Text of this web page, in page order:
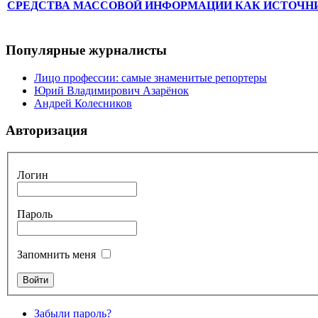
СРЕДСТВА МАССОВОЙ ИНФОРМАЦИИ КАК
Популярные журналисты
Лицо профессии: самые знаменитые репортеры
Юрий Владимирович Азарёнок
Андрей Колесников
Авторизация
Логин
Пароль
Запомнить меня
Забыли пароль?